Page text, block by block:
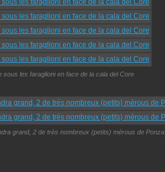
sous les faraglioni en face de la cala del Core
grand, 2 de très nombreux (petits) mérous de Ponza